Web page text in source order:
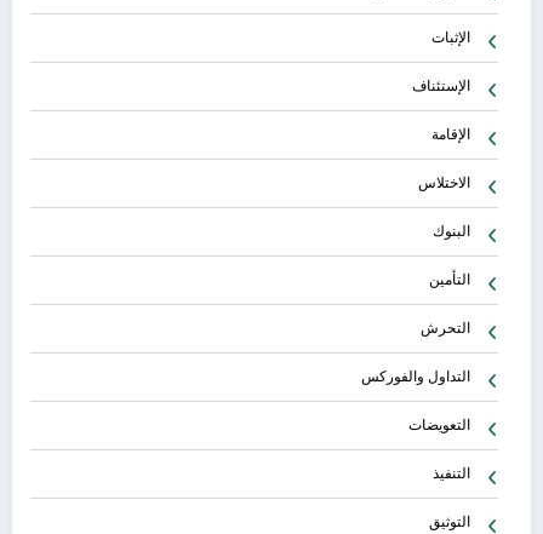
الإثبات
الإستئناف
الإقامة
الاختلاس
البنوك
التأمين
التحرش
التداول والفوركس
التعويضات
التنفيذ
التوثيق